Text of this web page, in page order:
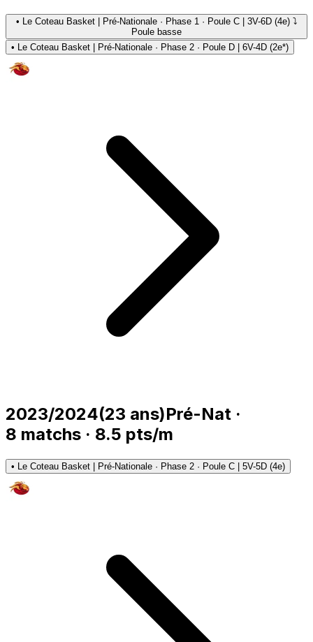
•
Le Coteau Basket | Pré-Nationale · Phase 1 · Poule C | 3V-6D (4e) ⤵
Poule basse
•
Le Coteau Basket | Pré-Nationale · Phase 2 · Poule D | 6V-4D (2e*)
2023/2024(23 ans)Pré-Nat ·
8 matchs · 8.5 pts/m
• Le Coteau Basket | Pré-Nationale · Phase 2 · Poule C | 5V-5D (4e)